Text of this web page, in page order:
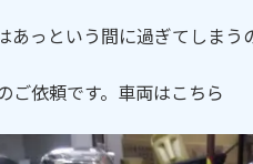
あっという間に過ぎてしまう
ご依頼です。車両はこちら